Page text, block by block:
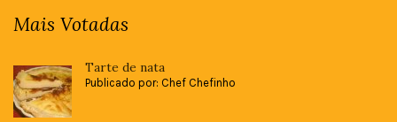
Mais Votadas
Tarte de nata
Publicado por: Chef Chefinho